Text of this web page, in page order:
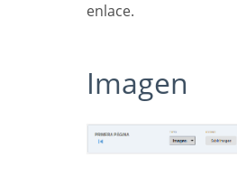
enlace.
Imagen